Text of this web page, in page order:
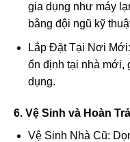
gia dụng như máy
bằng đội ngũ kỹ
Lắp Đặt Tại Nơi
ổn định tại nhà mới,
dụng.
6. Vệ Sinh và Hoàn
Vệ Sinh Nhà Cũ: